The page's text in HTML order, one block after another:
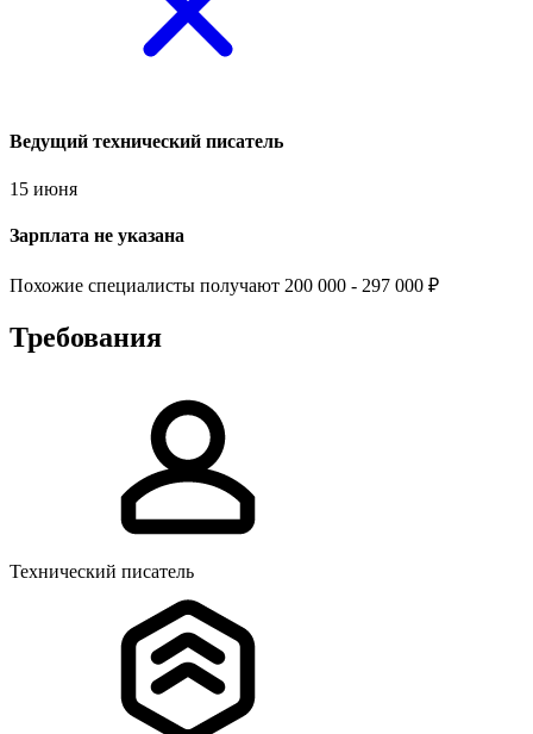
Ведущий технический писатель
15 июня
Зарплата не указана
Похожие специалисты получают 200 000 - 297 000 ₽
Требования
Технический писатель